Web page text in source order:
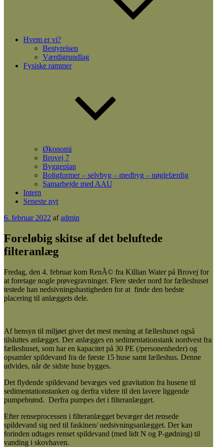
Hvem er vi?
Bestyrelsen
Værdigrundlag
Fysiske rammer
Økonomi
Brovej 7
Byggeplan
Boligformer – selvbyg – medbyg – nøglefærdig
Samarbejde med AAU
Intern
Seneste nyt
Udgivet
6. februar 2022 afadmin
Foreløbig skitse af det beluftede
filteranlæg
Fredag, den 4. februar kom RenÃ© fra Killian Water på Brovej for
at foretage nogle prøvegravninger. Flere steder nord for fælleshuset
testede han nedsivningshastigheden for at finde den bedste
placering til anlæggets dele.
Af hensyn til miljøet giver det mest mening at fælleshuset også
tilsluttes anlægget. Der anlægges en sedimentationstank nordvest fra
fælleshuset, som har en kapacitet på 30 PE (/personenheder) og
opsamler spildevand fra de første 15 huse samt fælleshus. Denne
udvides, når de sidste huse bygges.
Det flydende spildevand bevæges ved gravitation fra husene til
sedimentationstanken og derfra videre til den lavere liggende
pumpebrønd. Derfra pumpes det i filteranlægget.
Efter renseprocessen i filteranlægget bevæger det rensede
spildevand sig ned til faskinen/ nedsivningsanlægget. Der kan
forinden udtages renset spildevand (med lidt N og P-gødning) til
vanding i skovhaven.